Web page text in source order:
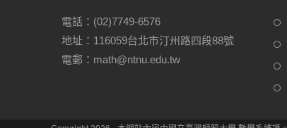
電話：(02)7749-6576
地址：116059台北市汀州路四段88號
電郵：math@ntnu.edu.tw